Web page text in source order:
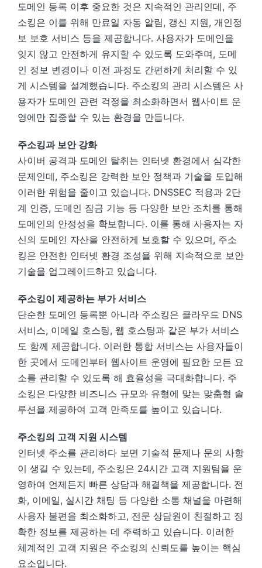
도메인 등록 이후 중요한 것은 지속적인 관리인데, 주
소킹은 이를 위해 만료일 자동 알림, 갱신 지원, 개인정
보 보호 서비스 등을 제공합니다. 사용자가 도메인을
잊지 않고 안전하게 유지할 수 있도록 도와주며, 도메
인 정보 변경이나 이전 과정도 간편하게 처리할 수 있
게 시스템을 설계했습니다. 주소킹의 관리 시스템은 사
용자가 도메인 관련 걱정을 최소화하면서 웹사이트 운
영에만 집중할 수 있는 환경을 만듭니다.
주소킹과 보안 강화
사이버 공격과 도메인 탈취는 인터넷 환경에서 심각한
문제인데, 주소킹은 강력한 보안 정책과 기술을 도입해
이러한 위험을 줄이고 있습니다. DNSSEC 적용과 2단
계 인증, 도메인 잠금 기능 등 다양한 보안 조치를 통해
도메인의 안정성을 확보합니다. 이를 통해 사용자는 자
신의 도메인 자산을 안전하게 보호할 수 있으며, 주소
킹은 안전한 인터넷 환경 조성을 위해 지속적으로 보안
기술을 업그레이드하고 있습니다.
주소킹이 제공하는 부가 서비스
단순한 도메인 등록뿐 아니라 주소킹은 클라우드 DNS
서비스, 이메일 호스팅, 웹 호스팅과 같은 부가 서비스
도 함께 제공합니다. 이러한 통합 서비스는 사용자들이
한 곳에서 도메인부터 웹사이트 운영에 필요한 모든 요
소를 관리할 수 있도록 해 효율성을 극대화합니다. 주
소킹은 다양한 비즈니스 규모와 유형에 맞는 맞춤형 솔
루션을 제공하여 고객 만족도를 높이고 있습니다.
주소킹의 고객 지원 시스템
인터넷 주소를 관리하다 보면 기술적 문제나 문의 사항
이 생길 수 있는데, 주소킹은 24시간 고객 지원팀을 운
영하여 언제든지 빠른 상담과 해결책을 제공합니다. 전
화, 이메일, 실시간 채팅 등 다양한 소통 채널을 마련해
사용자 불편을 최소화하고, 전문 상담원이 친절하고 정
확한 정보를 제공하는 데 주력하고 있습니다. 이러한
체계적인 고객 지원은 주소킹의 신뢰도를 높이는 핵심
요소입니다.